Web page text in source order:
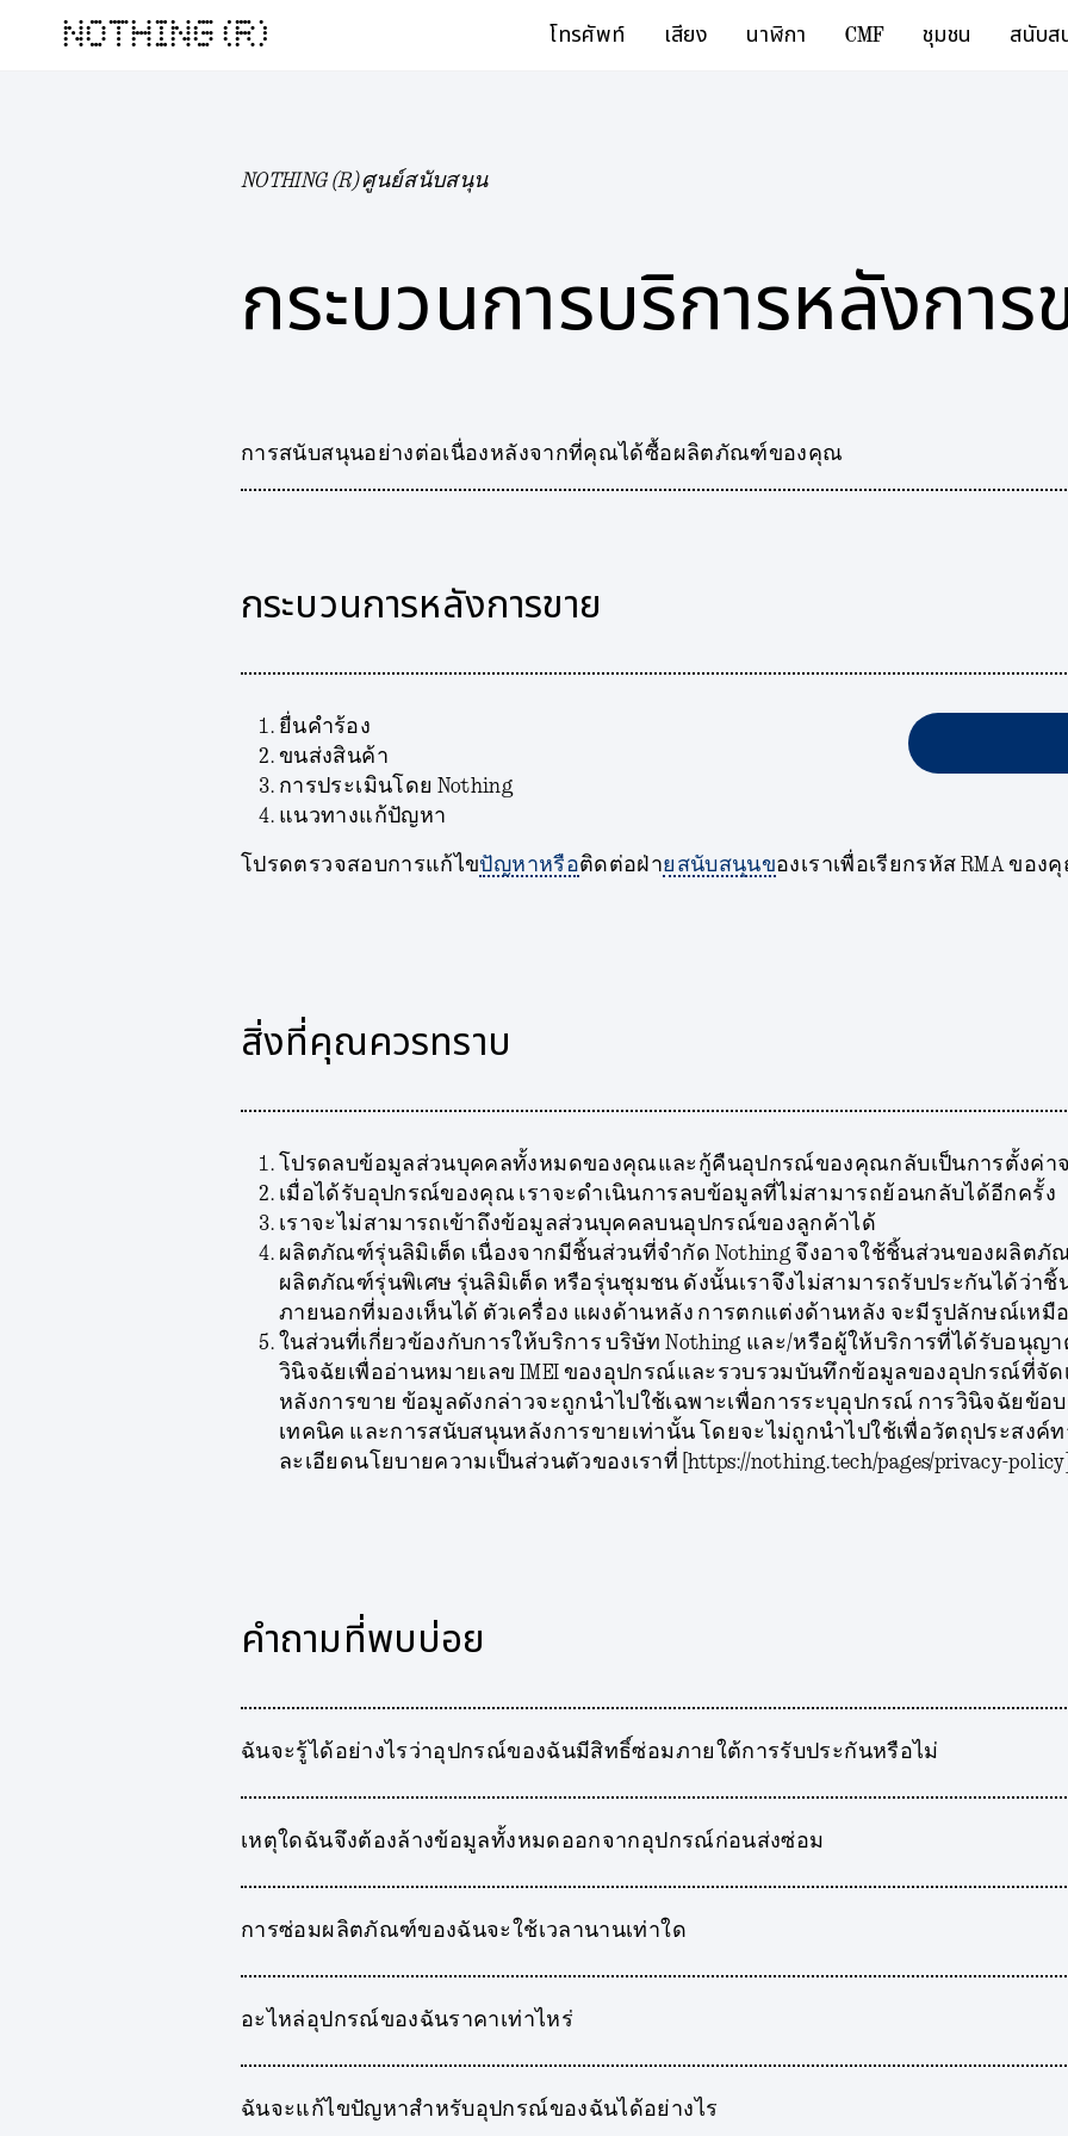
NOTHING (R) โทรศัพท์ เสียง นาฬิกา CMF ชุมชน สนับส
NOTHING (R) ศูนย์สนับสนุน
กระบวนการบริการหลังการ
การสนับสนุนอย่างต่อเนื่องหลังจากที่คุณได้ซื้อผลิตภัณฑ์ของคุณ
กระบวนการหลังการขาย
ยื่นคำร้อง
ขนส่งสินค้า
การประเมินโดย Nothing
แนวทางแก้ปัญหา
โปรดตรวจสอบการแก้ไขปัญหาหรือติดต่อฝ่ายสนับสนุนของเราเพื่อเรียกรหัส RMA ของ
สิ่งที่คุณควรทราบ
โปรดลบข้อมูลส่วนบุคคลทั้งหมดของคุณและกู้คืนอุปกรณ์ของคุณกลับเป็นการตั้งค่าจ
เมื่อได้รับอุปกรณ์ของคุณ เราจะดำเนินการลบข้อมูลที่ไม่สามารถย้อนกลับได้อีกครั้ง
เราจะไม่สามารถเข้าถึงข้อมูลส่วนบุคคลบนอุปกรณ์ของลูกค้าได้
ผลิตภัณฑ์รุ่นลิมิเต็ด เนื่องจากมีชิ้นส่วนที่จำกัด Nothing จึงอาจใช้ชิ้นส่วนของผลิต
ผลิตภัณฑ์รุ่นพิเศษ รุ่นลิมิเต็ด หรือรุ่นชุมชน ดังนั้นเราจึงไม่สามารถรับประกันได้ว่า
ภายนอกที่มองเห็นได้ ตัวเครื่อง แผงด้านหลัง การตกแต่งด้านหลัง จะมีรูปลักษณ์เหมื
ในส่วนที่เกี่ยวข้องกับการให้บริการ บริษัท Nothing และ/หรือผู้ให้บริการที่ได้รับอนุญ
วินิจฉัยเพื่ออ่านหมายเลข IMEI ของอุปกรณ์และรวบรวมบันทึกข้อมูลของอุปกรณ์ที่จัด
หลังการขาย ข้อมูลดังกล่าวจะถูกนำไปใช้เฉพาะเพื่อการระบุอุปกรณ์ การวินิจฉัยข้อบ
เทคนิค และการสนับสนุนหลังการขายเท่านั้น โดยจะไม่ถูกนำไปใช้เพื่อวัตถุประสงค์
ละเอียดนโยบายความเป็นส่วนตัวของเราที่ [https://nothing.tech/pages/privacy-policy]
คำถามที่พบบ่อย
ฉันจะรู้ได้อย่างไรว่าอุปกรณ์ของฉันมีสิทธิ์ซ่อมภายใต้การรับประกันหรือไม่
เหตุใดฉันจึงต้องล้างข้อมูลทั้งหมดออกจากอุปกรณ์ก่อนส่งซ่อม
การซ่อมผลิตภัณฑ์ของฉันจะใช้เวลานานเท่าใด
อะไหล่อุปกรณ์ของฉันราคาเท่าไหร่
ฉันจะแก้ไขปัญหาสำหรับอุปกรณ์ของฉันได้อย่างไร